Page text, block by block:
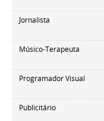
Jornalista
Músico-Terapeuta
Programador Visual
Publicitário